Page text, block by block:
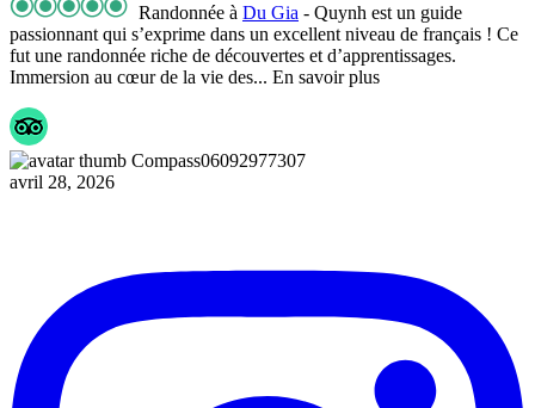
Randonnée à Du Gia - Quynh est un guide
passionnant qui s’exprime dans un excellent niveau de français ! Ce
fut une randonnée riche de découvertes et d’apprentissages.
Immersion au cœur de la vie des... En savoir plus
Compass06092977307
avril 28, 2026